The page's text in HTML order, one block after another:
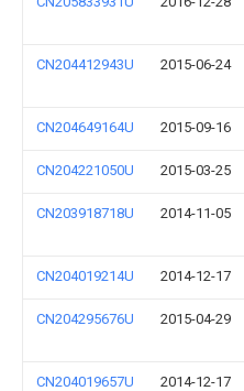
CN204412943U 2015-06-24
CN204649164U 2015-09-16
CN204221050U 2015-03-25
CN203918718U 2014-11-05
CN204019214U 2014-12-17
CN204295676U 2015-04-29
CN204019657U 2014-12-17